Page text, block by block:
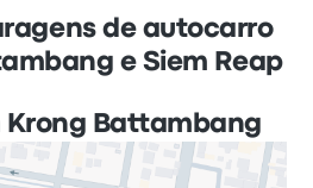
de autocarro
e Siem Reap
Krong Battambang